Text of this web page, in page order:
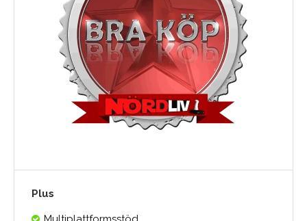
Plus